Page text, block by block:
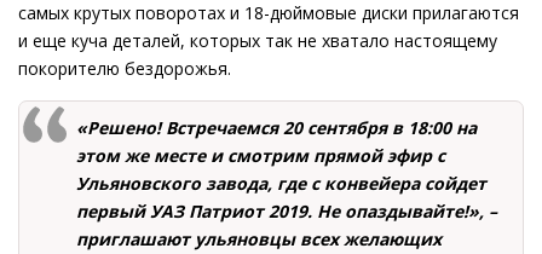
самых крутых поворотах и 18-дюймовые диски прилагаются
и еще куча деталей, которых так не хватало настоящему
покорителю бездорожья.
«Решено! Встречаемся 20 сентября в 18:00 на
этом же месте и смотрим прямой эфир с
Ульяновского завода, где с конвейера сойдет
первый УАЗ Патриот 2019. Не опаздывайте!», –
приглашают ульяновцы всех желающих